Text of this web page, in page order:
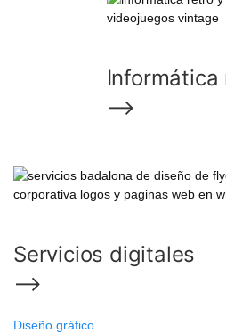
Informática
⟶
Servicios digitales
⟶
Diseño gráfico